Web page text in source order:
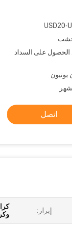
USD20-
الحصول على السداد
اتصل
إبراز: